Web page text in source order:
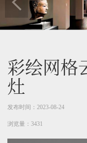
彩绘网格
灶
发布时间：2023-08-24
浏览量：3431